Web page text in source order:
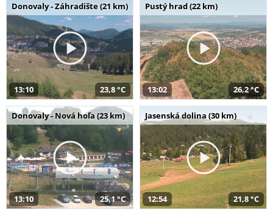
Donovaly - Záhradište (21 km)
13:10 23,8 °C
Pustý hrad (22 km)
13:02 26,2 °C
Donovaly - Nová hoľa (23 km)
13:10 25,1 °C
Jasenská dolina (30 km)
12:54 21,8 °C